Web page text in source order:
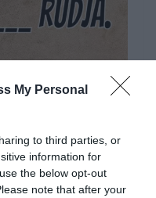
My Personal
to third parties, or
information for
the below opt-out
note that after your